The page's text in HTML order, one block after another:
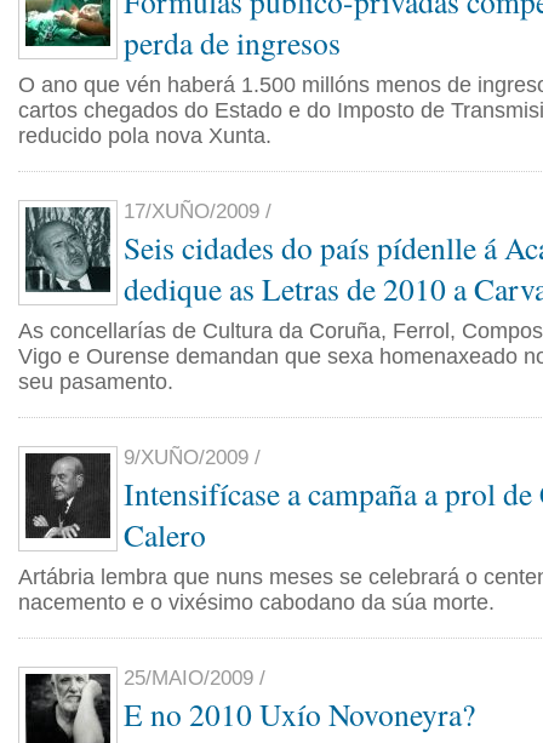
perda de ingresos
O ano que vén haberá 1.500 millóns menos de
cartos chegados do Estado e do Imposto de
reducido pola nova Xunta.
17/XUÑO/2009 /
Seis cidades do país pídenlle á
dedique as Letras de 2010 a
As concellarías de Cultura da Coruña, Ferrol,
Vigo e Ourense demandan que sexa homenaxeado
seu pasamento.
9/XUÑO/2009 /
Intensifícase a campaña a prol
Calero
Artábria lembra que nuns meses se celebrará o
nacemento e o vixésimo cabodano da súa morte.
25/MAIO/2009 /
E no 2010 Uxío Novoneyra?